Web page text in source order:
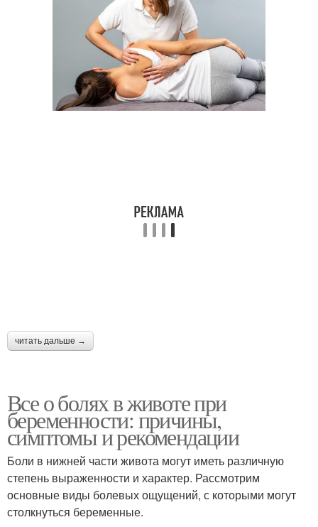
читать дальше →
Все о болях в животе при
беременности: причины,
симптомы и рекомендации
Боли в нижней части живота могут иметь различную
степень выраженности и характер. Рассмотрим
основные виды болевых ощущений, с которыми могут
столкнуться беременные.